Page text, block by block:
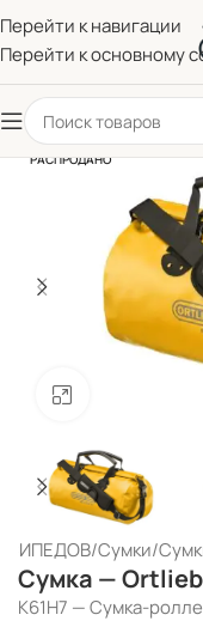
Перейти к навигации
Перейти к основному
РАСПРОДАНО
Нажмите,
/Сумки/
Сумка —
K61H7 — Сумка-